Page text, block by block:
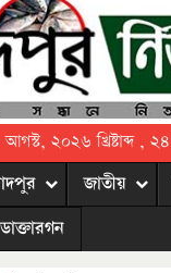
২০২৬ খ্রিষ্টাব্দ ,
জাতীয়